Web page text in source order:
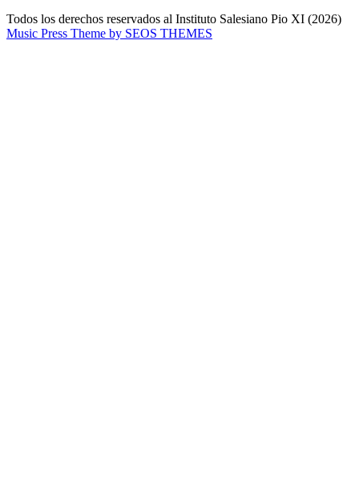
Todos los derechos reservados al Instituto Salesiano Pio XI (2026)
Music Press Theme by SEOS THEMES